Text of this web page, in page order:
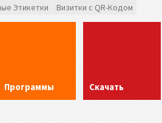
Этикетки Визитки с QR-Кодом
Программы Скачать